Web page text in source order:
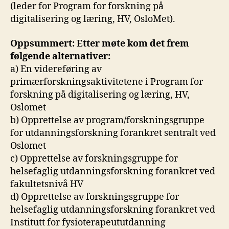
(leder for Program for forskning på
digitalisering og læring, HV, OsloMet).
Oppsummert: Etter møte kom det frem
følgende alternativer:
a) En videreføring av
primærforskningsaktivitetene i Program for
forskning på digitalisering og læring, HV,
Oslomet
b) Opprettelse av program/forskningsgruppe
for utdanningsforskning forankret sentralt ved
Oslomet
c) Opprettelse av forskningsgruppe for
helsefaglig utdanningsforskning forankret ved
fakultetsnivå HV
d) Opprettelse av forskningsgruppe for
helsefaglig utdanningsforskning forankret ved
Institutt for fysioterapeututdanning